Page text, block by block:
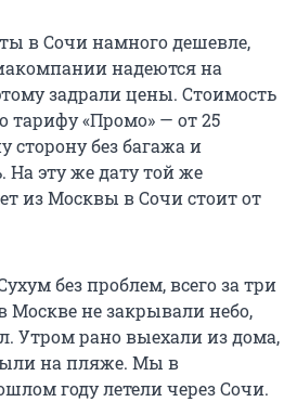
в Сочи намного дешевле,
надеются на
задрали цены. Стоимость
тарифу «Промо» — от 25
сторону без багажа и
На эту же дату той же
из Москвы в Сочи стоит от
без проблем, всего за три
Москве не закрывали небо,
Утром рано выехали из дома,
на пляже. Мы в
году летели через Сочи.